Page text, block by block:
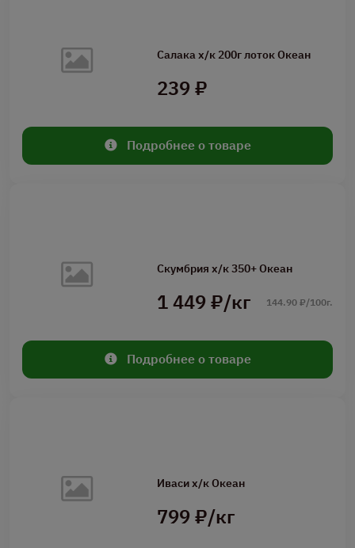
Салака х/к 200г лоток Океан
239 ₽
Подробнее о товаре
Скумбрия х/к 350+ Океан
1 449 ₽/кг 144.90 ₽/100г.
Подробнее о товаре
Иваси х/к Океан
799 ₽/кг